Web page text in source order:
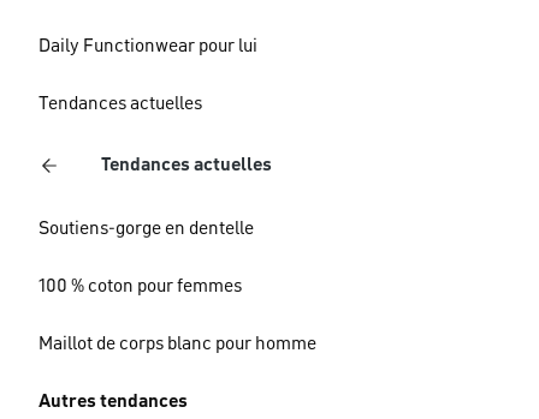
Daily Functionwear pour lui
Tendances actuelles
Tendances actuelles
Soutiens-gorge en dentelle
100 % coton pour femmes
Maillot de corps blanc pour homme
Autres tendances